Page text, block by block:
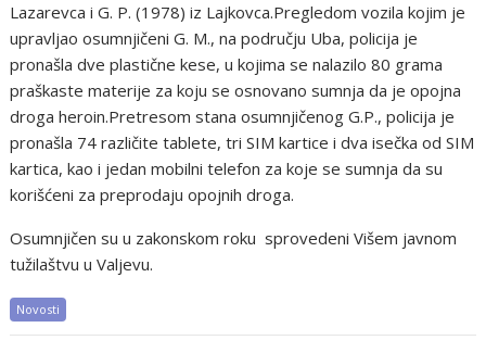
Lazarevca i G. P. (1978) iz Lajkovca.Pregledom vozila kojim je
upravljao osumnjičeni G. M., na području Uba, policija je
pronašla dve plastične kese, u kojima se nalazilo 80 grama
praškaste materije za koju se osnovano sumnja da je opojna
droga heroin.Pretresom stana osumnjičenog G.P., policija je
pronašla 74 različite tablete, tri SIM kartice i dva isečka od SIM
kartica, kao i jedan mobilni telefon za koje se sumnja da su
korišćeni za preprodaju opojnih droga.
Osumnjičen su u zakonskom roku sprovedeni Višem javnom
tužilaštvu u Valjevu.
Novosti